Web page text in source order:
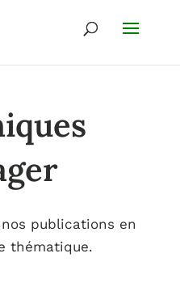
publications en
thématique.